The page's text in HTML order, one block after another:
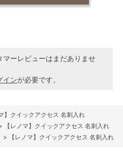
マーレビューはまだありませ
インが必要です。
】クイックアクセス 名刺入れ
【レノマ】クイックアクセス 名刺入れ
> 【レノマ】クイックアクセス 名刺入れ